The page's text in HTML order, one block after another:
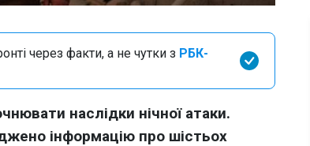
через факти, а не чутки з РБК-
наслідки нічної атаки.
інформацію про шістьох